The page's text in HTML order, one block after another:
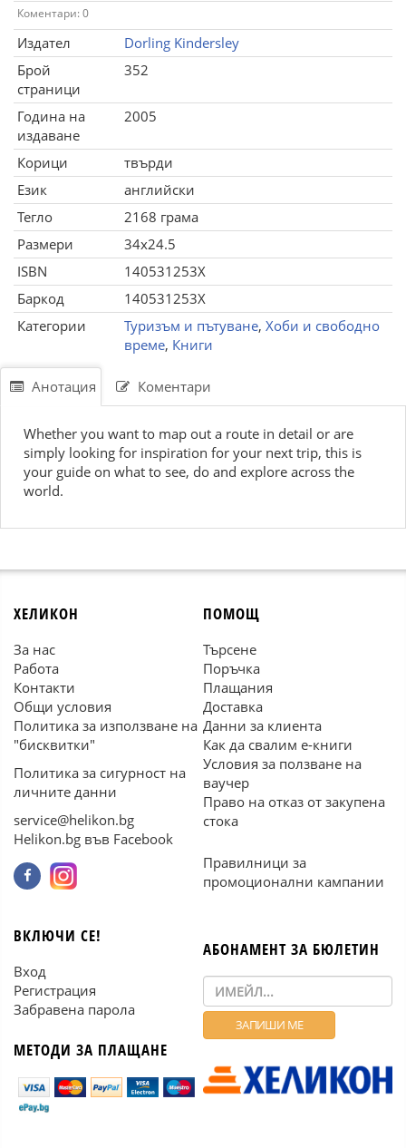
Коментари: 0
Издател
Dorling Kindersley
Брой
страници
352
Година на
издаване
2005
Корици
твърди
Език
английски
Тегло
2168 грама
Размери
34x24.5
ISBN
140531253X
Баркод
140531253X
Категории
Туризъм и пътуване, Хоби и свободно
време, Книги
Анотация Коментари
Whether you want to map out a route in detail or are
simply looking for inspiration for your next trip, this is
your guide on what to see, do and explore across the
world.
ХЕЛИКОН
За нас
Работа
Контакти
Общи условия
Политика за използване на
"бисквитки"
Политика за сигурност на
личните данни
service@helikon.bg
Helikon.bg във Facebook
ПОМОЩ
Търсене
Поръчка
Плащания
Доставка
Данни за клиента
Как да свалим е-книги
Условия за ползване на
ваучер
Право на отказ от закупена
стока
Правилници за
промоционални кампании
ВКЛЮЧИ СЕ!
Вход
Регистрация
Забравена парола
МЕТОДИ ЗА ПЛАЩАНЕ
АБОНАМЕНТ ЗА БЮЛЕТИН